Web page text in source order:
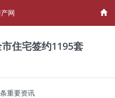
网
住宅签约1195套
重要资讯